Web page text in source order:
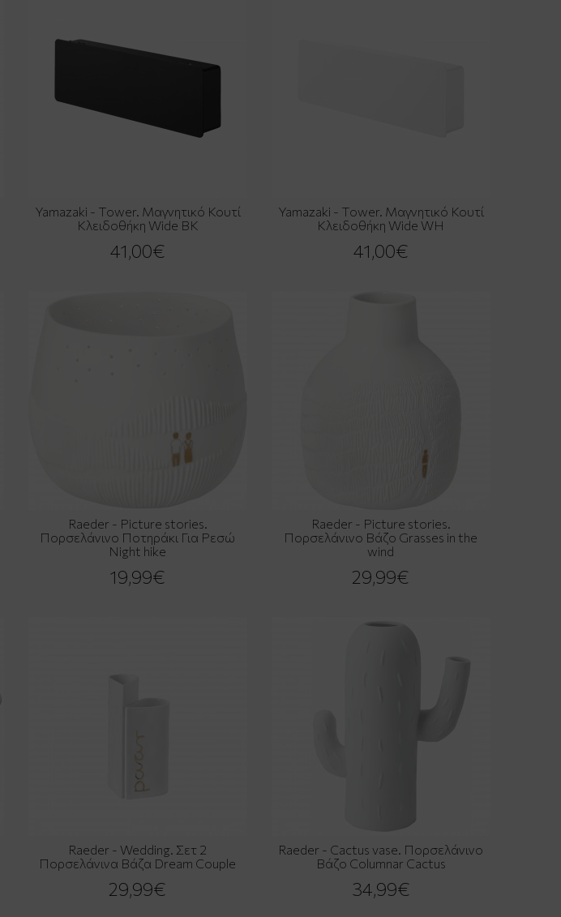
Yamazaki - Tower. Μαγνητικό Κουτί
Κλειδοθήκη Wide BK
41,00€
Yamazaki - Tower. Μαγνητικό Κουτί
Κλειδοθήκη Wide WH
41,00€
Raeder - Picture stories.
Πορσελάνινο Ποτηράκι Για Ρεσώ
Night hike
19,99€
Raeder - Picture stories.
Πορσελάνινο Βάζο Grasses in the
wind
29,99€
Raeder - Wedding. Σετ 2
Πορσελάνινα Βάζα Dream Couple
29,99€
Raeder - Cactus vase. Πορσελάνινο
Βάζο Columnar Cactus
34,99€